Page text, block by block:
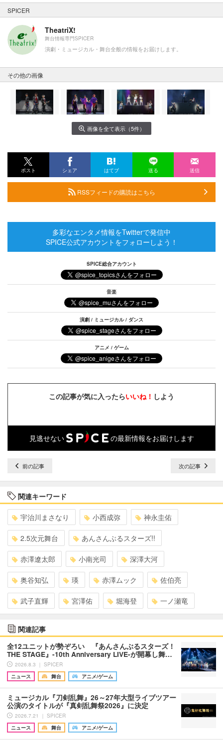
SPICER
TheatriX!
舞台情報専門SPICER
演劇・ミュージカル・舞台全般の情報をお届けします。
その他の画像
画像を全て表示（5件）
ポスト シェア はてブ 送る 送信
RSSフィードの購読はこちら
多彩なエンタメ情報をTwitterで発信中
SPICE公式アカウントをフォローしよう！
SPICE総合アカウント
音楽
演劇 / ミュージカル / ダンス
アニメ / ゲーム
この記事が気に入ったらいいね！ しよう
見逃せない の最新情報をお届けします
前の記事 次の記事
関連キーワード
宇治川まさなり 小西成弥 神永圭佑
2.5次元舞台 あんさんぶるスターズ!!
赤澤遼太郎 小南光司 深澤大河
奥谷知弘 瑛 赤澤ムック 佐伯亮
武子直輝 宮澤佑 堀海登 一ノ瀬竜
関連記事
全12ユニットが勢ぞろい 『あんさんぶるスターズ！
THE STAGE』-10th Anniversary LIVE-が開幕し舞…
2026.8.3 ｜ SPICER
ニュース
舞台 アニメ/ゲーム
ミュージカル『刀剣乱舞』26～27年大型ライブツアー
公演のタイトルが『真剣乱舞祭2026』に決定
2026.7.21 ｜ SPICER
ニュース
舞台 アニメ/ゲーム